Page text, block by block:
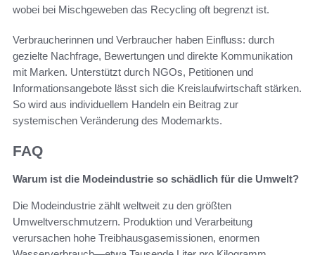
wobei bei Mischgeweben das Recycling oft begrenzt ist.
Verbraucherinnen und Verbraucher haben Einfluss: durch
gezielte Nachfrage, Bewertungen und direkte Kommunikation
mit Marken. Unterstützt durch NGOs, Petitionen und
Informationsangebote lässt sich die Kreislaufwirtschaft stärken.
So wird aus individuellem Handeln ein Beitrag zur
systemischen Veränderung des Modemarkts.
FAQ
Warum ist die Modeindustrie so schädlich für die Umwelt?
Die Modeindustrie zählt weltweit zu den größten
Umweltverschmutzern. Produktion und Verarbeitung
verursachen hohe Treibhausgasemissionen, enormen